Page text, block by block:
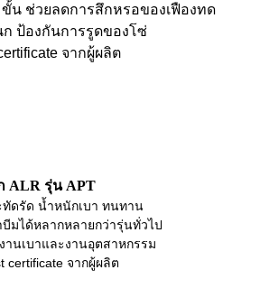
ขั้น ช่วยลดการสึกหรอของเฟืองทด
ก ป้องกันการรูดของโซ่
จากผู้ผลิต
ALR รุ่น APT
ดรัด น้ำหนักเบา ทนทาน
มได้หลากหลายกว่ารุ่นทั่วไป
านเบาและงานอุตสาหกรรม
certificate จากผู้ผลิต